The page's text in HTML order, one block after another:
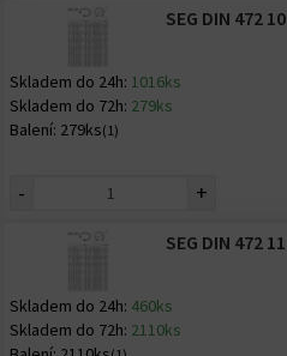
SEG DIN 472 10
Skladem do 24h: 1016ks
Skladem do 72h: 279ks
Balení: 279ks(1)
- +
SEG DIN 472 11
Skladem do 24h: 460ks
Skladem do 72h: 2110ks